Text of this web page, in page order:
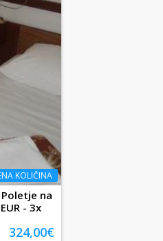
KOLIČINA
na
- 3x
324,00€